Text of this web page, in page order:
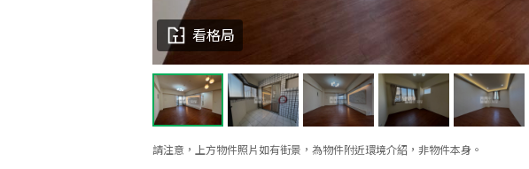
請注意，上方物件照片如有街景，為物件附近環境介紹，非物件本身。
看格局